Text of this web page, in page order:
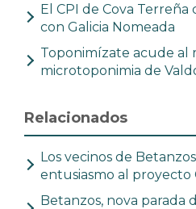
El CPI de Cova Terreña
con Galicia Nomeada
Toponimízate acude al
microtoponimia de
Relacionados
Los vecinos de
entusiasmo al proyecto
Betanzos, nova parada